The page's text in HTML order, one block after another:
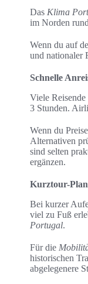
Das Klima
im Norden
Wenn du auf
und nationaler
Schnelle
Viele
3 Stunden.
Wenn du
Alternativen
sind selten
ergänzen.
Kurztour-
Bei kurzer
viel zu Fuß
Portugal.
Für die
historischen
abgelegenere